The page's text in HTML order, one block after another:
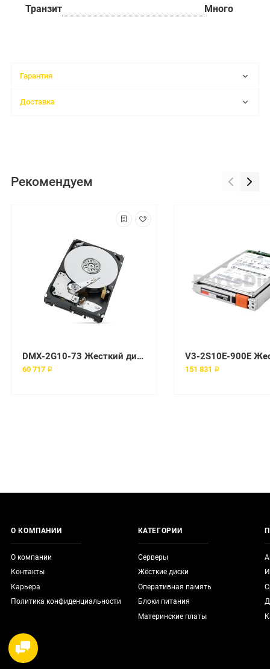
Транзит Много
Гарантия
Доставка
Рекомендуем
DMX-2G10-73 Жесткий диск EMC 10000 об/мин FC
60 717 ₽ 151 831 ₽
О КОМПАНИИ
О компании
Контакты
Карьера
Политика конфиденциальности
КАТЕГОРИИ
Серверы
Жёсткие диски
Оперативная память
Блоки питания
Материнские платы